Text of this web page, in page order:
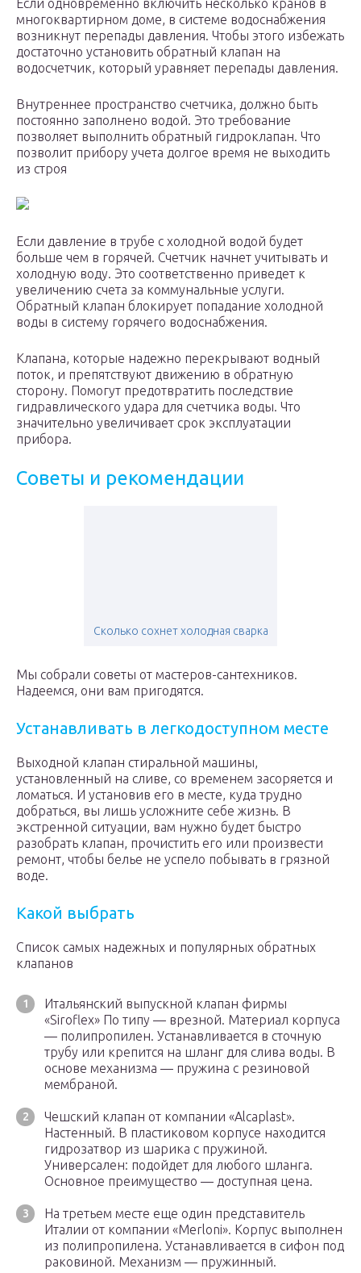
Если одновременно включить несколько кранов в
многоквартирном доме, в системе водоснабжения
возникнут перепады давления. Чтобы этого избежать
достаточно установить обратный клапан на
водосчетчик, который уравняет перепады давления.
Внутреннее пространство счетчика, должно быть
постоянно заполнено водой. Это требование
позволяет выполнить обратный гидроклапан. Что
позволит прибору учета долгое время не выходить
из строя
Если давление в трубе с холодной водой будет
больше чем в горячей. Счетчик начнет учитывать и
холодную воду. Это соответственно приведет к
увеличению счета за коммунальные услуги.
Обратный клапан блокирует попадание холодной
воды в систему горячего водоснабжения.
Клапана, которые надежно перекрывают водный
поток, и препятствуют движению в обратную
сторону. Помогут предотвратить последствие
гидравлического удара для счетчика воды. Что
значительно увеличивает срок эксплуатации
прибора.
Советы и рекомендации
Сколько сохнет холодная сварка
Мы собрали советы от мастеров-сантехников.
Надеемся, они вам пригодятся.
Устанавливать в легкодоступном месте
Выходной клапан стиральной машины,
установленный на сливе, со временем засоряется и
ломаться. И установив его в месте, куда трудно
добраться, вы лишь усложните себе жизнь. В
экстренной ситуации, вам нужно будет быстро
разобрать клапан, прочистить его или произвести
ремонт, чтобы белье не успело побывать в грязной
воде.
Какой выбрать
Список самых надежных и популярных обратных
клапанов
Итальянский выпускной клапан фирмы
«Siroflex» По типу — врезной. Материал корпуса
— полипропилен. Устанавливается в сточную
трубу или крепится на шланг для слива воды. В
основе механизма — пружина с резиновой
мембраной.
Чешский клапан от компании «Alcaplast».
Настенный. В пластиковом корпусе находится
гидрозатвор из шарика с пружиной.
Универсален: подойдет для любого шланга.
Основное преимущество — доступная цена.
На третьем месте еще один представитель
Италии от компании «Merloni». Корпус выполнен
из полипропилена. Устанавливается в сифон под
раковиной. Механизм — пружинный.